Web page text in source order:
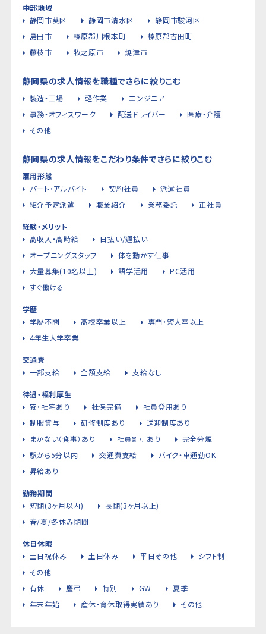
中部地域
静岡市葵区
静岡市清水区
静岡市駿河区
島田市
榛原郡川根本町
榛原郡吉田町
藤枝市
牧之原市 焼津市
静岡県の求人情報を職種でさらに絞りこむ
製造・工場 軽作業
エンジニア
事務・オフィスワーク
配送ドライバー
医療・介護
その他
静岡県の求人情報をこだわり条件でさらに絞りこむ
雇用形態
パート・アルバイト
契約社員
派遣社員
紹介予定派遣
職業紹介 業務委託 正社員
経験・メリット
高収入・高時給
日払い/週払い
オープニングスタッフ
体を動かす仕事
大量募集(10名以上)
語学活用
PC活用
すぐ働ける
学歴
学歴不問
高校卒業以上
専門・短大卒以上
4年生大学卒業
交通費
一部支給
全額支給 支給なし
待遇・福利厚生
寮・社宅あり
社保完備
社員登用あり
制服貸与
研修制度あり
送迎制度あり
まかない（食事）あり
社員割引あり
完全分煙
駅から5分以内
交通費支給
バイク・車通勤OK
昇給あり
勤務期間
短期(3ヶ月以内)
長期(3ヶ月以上)
春/夏/冬休み期間
休日休暇
土日祝休み
土日休み 平日その他
シフト制
その他
有休
慶弔 特別 GW
夏季
年末年始
産休・育休取得実績あり その他